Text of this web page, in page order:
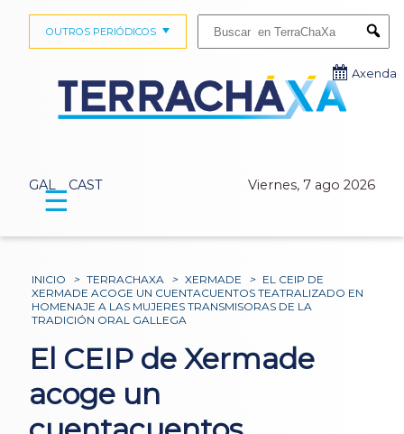
GAL CAST Viernes, 7 ago 2026
OUTROS PERIÓDICOS
Axenda
☰
INICIO > TERRACHAXA > XERMADE > EL CEIP DE
XERMADE ACOGE UN CUENTACUENTOS TEATRALIZADO EN
HOMENAJE A LAS MUJERES TRANSMISORAS DE LA
TRADICIÓN ORAL GALLEGA
El CEIP de Xermade
acoge un